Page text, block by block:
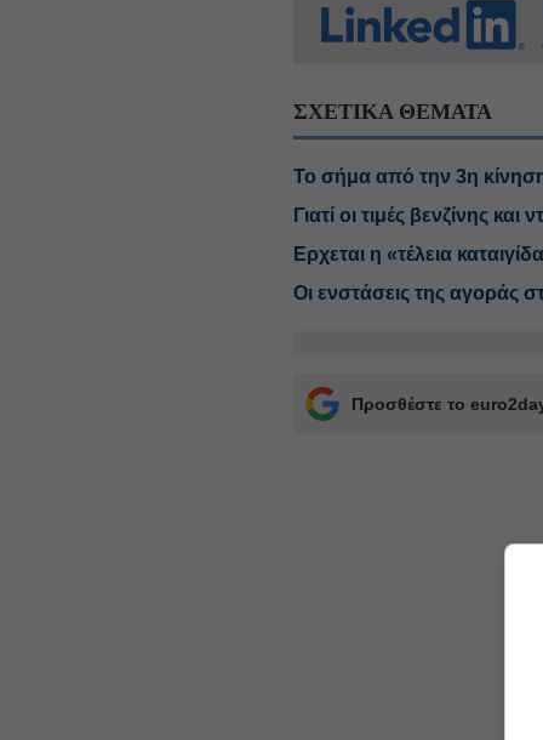
ΣΧΕΤΙΚΑ ΘΕΜΑΤΑ
Το σήμα από την 3η
Γιατί οι τιμές βενζίνης
Ερχεται η «τέλεια
Οι ενστάσεις της αγοράς
Προσθέστε το